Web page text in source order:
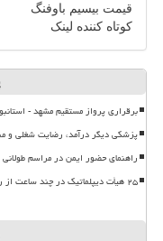
قیمت بیسیم باوفنگ
کوتاه کننده لینک
برقراری پرواز مستقیم مشهد -
پزشکی دیگر درآمد، رضایت شغلی و
راهنمای حضور ایمن در مراسم طولانی
۲۵ هیأت دیپلماتیک در چند ساعت از راه فرودگاه مهرآباد پذیرش شدند